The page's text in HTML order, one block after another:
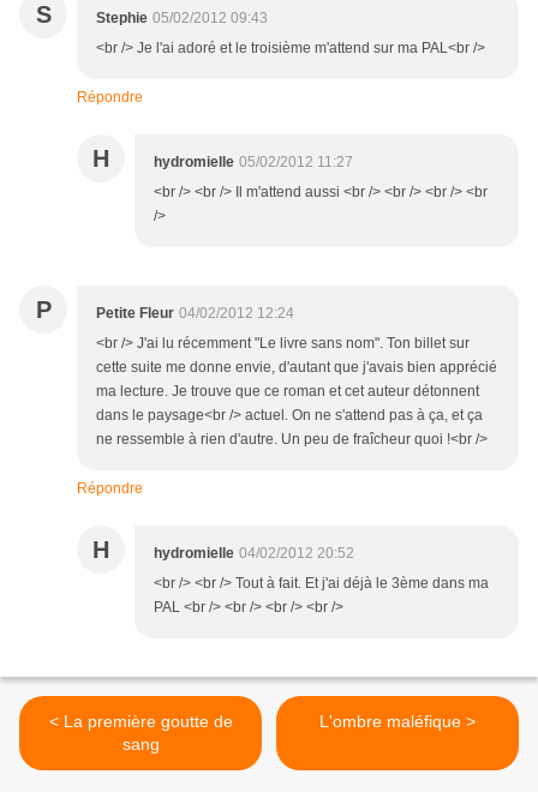
S Stephie 05/02/2012 09:43
<br /> Je l'ai adoré et le troisième m'attend sur ma PAL<br />
Répondre
H hydromielle 05/02/2012 11:27
<br /> <br /> Il m'attend aussi <br /> <br /> <br /> <br
/>
P Petite Fleur 04/02/2012 12:24
<br /> J'ai lu récemment "Le livre sans nom". Ton billet sur
cette suite me donne envie, d'autant que j'avais bien apprécié
ma lecture. Je trouve que ce roman et cet auteur détonnent
dans le paysage<br /> actuel. On ne s'attend pas à ça, et ça
ne ressemble à rien d'autre. Un peu de fraîcheur quoi !<br />
Répondre
H hydromielle 04/02/2012 20:52
<br /> <br /> Tout à fait. Et j'ai déjà le 3ème dans ma
PAL <br /> <br /> <br /> <br />
< La première goutte de
sang
L'ombre maléfique >